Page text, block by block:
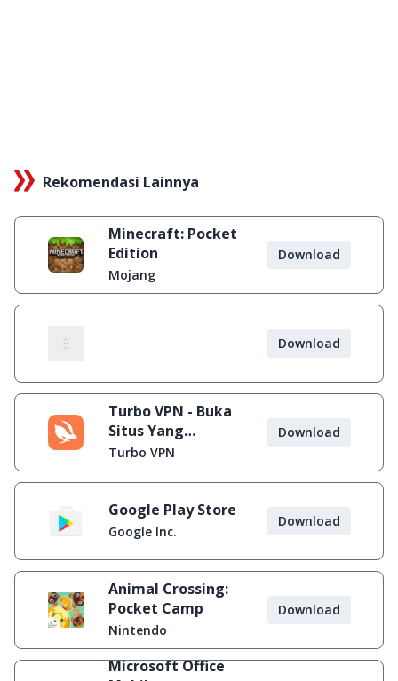
Rekomendasi Lainnya
Minecraft: Pocket
Edition
Mojang
Download
Download
Turbo VPN - Buka
Situs Yang
Diblokir
Turbo VPN
Download
Google Play Store
Google Inc.
Download
Animal Crossing:
Pocket Camp
Nintendo
Download
Microsoft Office